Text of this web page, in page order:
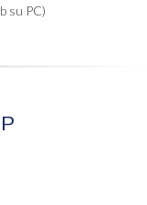
su PC)